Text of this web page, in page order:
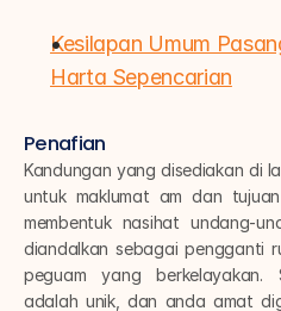
Kesilapan Umum
Harta Sepencarian
Penafian
Kandungan yang disediakan di
untuk maklumat am dan
membentuk nasihat undang-
diandalkan sebagai pengganti
peguam yang berkelayakan.
adalah unik, dan anda amat